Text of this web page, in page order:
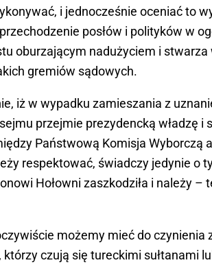
i jednocześnie oceniać to
posłów i polityków w
oburzającym nadużyciem i
gremiów sądowych.
iż w wypadku zamieszania z
przejmie prezydencką władzę
Państwową Komisja Wyborczą
respektować, świadczy jedynie o
Hołowni zaszkodziła i należy
możemy mieć do czynienia
którzy czują się tureckimi sułtanami